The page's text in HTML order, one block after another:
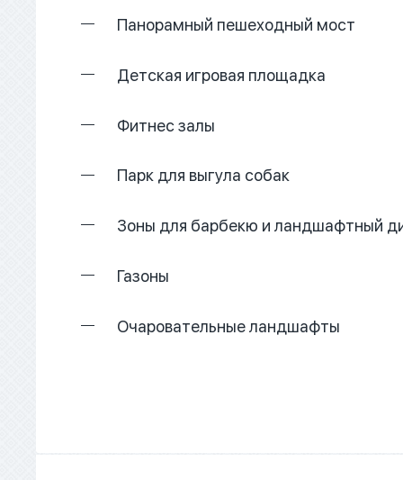
Панорамный пешеходный мост
Детская игровая площадка
Фитнес залы
Парк для выгула собак
Зоны для барбекю и ландшафтный
Газоны
Очаровательные ландшафты